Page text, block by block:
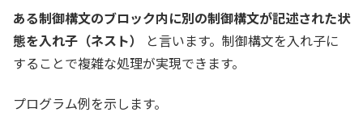
ある制御構文のブロック内に別の制御構文が記述された状
態を入れ子（ネスト）
と言います。制御構文を入れ子に
することで複雑な処理が実現できます。
プログラム例を示します。